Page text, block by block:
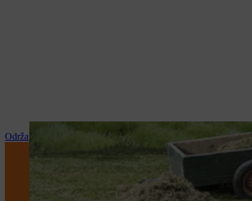
Održavanje i popravka
SA